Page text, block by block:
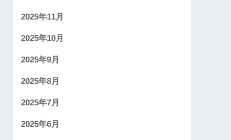
2025年11月
2025年10月
2025年9月
2025年8月
2025年7月
2025年6月